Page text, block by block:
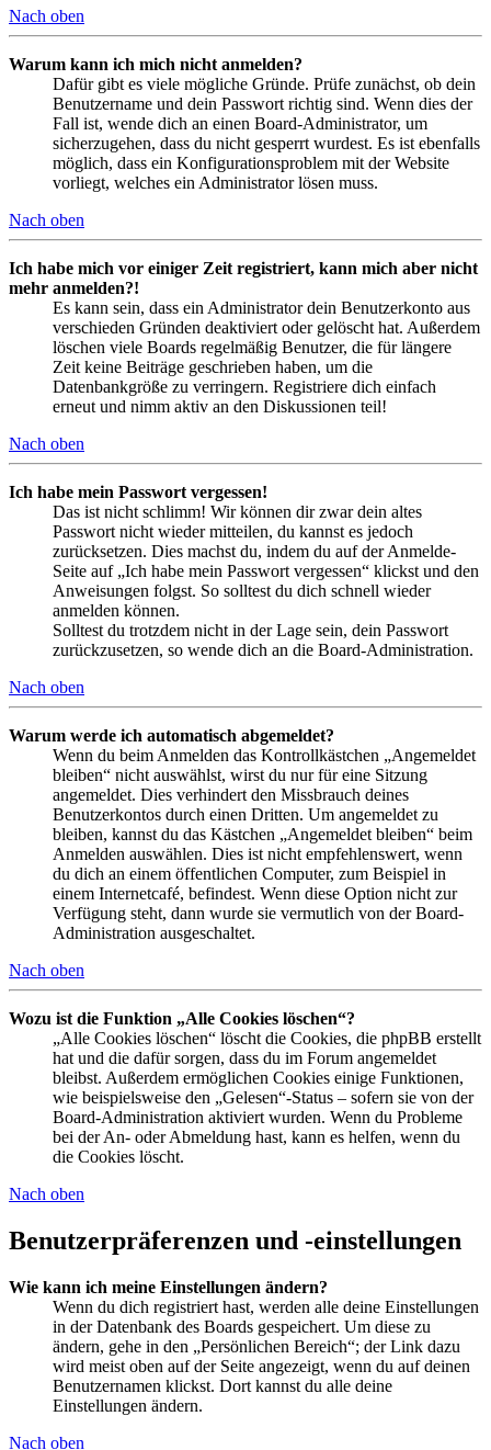
Nach oben
Warum kann ich mich nicht anmelden?
Dafür gibt es viele mögliche Gründe. Prüfe zunächst, ob dein
Benutzername und dein Passwort richtig sind. Wenn dies der
Fall ist, wende dich an einen Board-Administrator, um
sicherzugehen, dass du nicht gesperrt wurdest. Es ist ebenfalls
möglich, dass ein Konfigurationsproblem mit der Website
vorliegt, welches ein Administrator lösen muss.
Nach oben
Ich habe mich vor einiger Zeit registriert, kann mich aber nicht
mehr anmelden?!
Es kann sein, dass ein Administrator dein Benutzerkonto aus
verschieden Gründen deaktiviert oder gelöscht hat. Außerdem
löschen viele Boards regelmäßig Benutzer, die für längere
Zeit keine Beiträge geschrieben haben, um die
Datenbankgröße zu verringern. Registriere dich einfach
erneut und nimm aktiv an den Diskussionen teil!
Nach oben
Ich habe mein Passwort vergessen!
Das ist nicht schlimm! Wir können dir zwar dein altes
Passwort nicht wieder mitteilen, du kannst es jedoch
zurücksetzen. Dies machst du, indem du auf der Anmelde-
Seite auf „Ich habe mein Passwort vergessen“ klickst und den
Anweisungen folgst. So solltest du dich schnell wieder
anmelden können.
Solltest du trotzdem nicht in der Lage sein, dein Passwort
zurückzusetzen, so wende dich an die Board-Administration.
Nach oben
Warum werde ich automatisch abgemeldet?
Wenn du beim Anmelden das Kontrollkästchen „Angemeldet
bleiben“ nicht auswählst, wirst du nur für eine Sitzung
angemeldet. Dies verhindert den Missbrauch deines
Benutzerkontos durch einen Dritten. Um angemeldet zu
bleiben, kannst du das Kästchen „Angemeldet bleiben“ beim
Anmelden auswählen. Dies ist nicht empfehlenswert, wenn
du dich an einem öffentlichen Computer, zum Beispiel in
einem Internetcafé, befindest. Wenn diese Option nicht zur
Verfügung steht, dann wurde sie vermutlich von der Board-
Administration ausgeschaltet.
Nach oben
Wozu ist die Funktion „Alle Cookies löschen“?
„Alle Cookies löschen“ löscht die Cookies, die phpBB erstellt
hat und die dafür sorgen, dass du im Forum angemeldet
bleibst. Außerdem ermöglichen Cookies einige Funktionen,
wie beispielsweise den „Gelesen“-Status – sofern sie von der
Board-Administration aktiviert wurden. Wenn du Probleme
bei der An- oder Abmeldung hast, kann es helfen, wenn du
die Cookies löscht.
Nach oben
Benutzerpräferenzen und -einstellungen
Wie kann ich meine Einstellungen ändern?
Wenn du dich registriert hast, werden alle deine Einstellungen
in der Datenbank des Boards gespeichert. Um diese zu
ändern, gehe in den „Persönlichen Bereich“; der Link dazu
wird meist oben auf der Seite angezeigt, wenn du auf deinen
Benutzernamen klickst. Dort kannst du alle deine
Einstellungen ändern.
Nach oben